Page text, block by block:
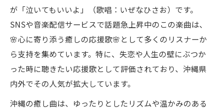
が「泣いてもいいよ」（歌唱：いぜなひさお）です。
SNSや音楽配信サービスで話題急上昇中のこの楽曲は、
🌸心に寄り添う癒しの応援歌🌸として多くのリスナーか
ら支持を集めています。特に、失恋や人生の壁にぶつか
った時に聴きたい応援歌として評価されており、沖縄県
内外でその人気が拡大しています。
沖縄の癒し曲は、ゆったりとしたリズムや温かみのある